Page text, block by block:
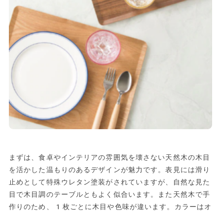
まずは、食卓やインテリアの雰囲気を壊さない天然木の木目
を活かした温もりのあるデザインが魅力です。表見には滑り
止めとして特殊ウレタン塗装がされていますが、自然な見た
目で木目調のテーブルともよく似合います。また天然木で手
作りのため、1枚ごとに木目や色味が違います。カラーはオ